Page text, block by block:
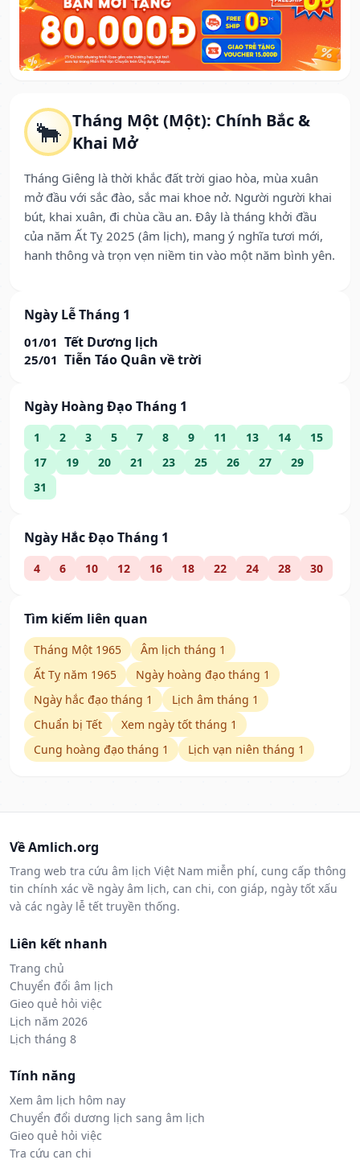
🐂 Tháng Một (Một): Chính Bắc &
Khai Mở
Tháng Giêng là thời khắc đất trời giao hòa, mùa xuân
mở đầu với sắc đào, sắc mai khoe nở. Người người khai
bút, khai xuân, đi chùa cầu an. Đây là tháng khởi đầu
của năm Ất Tỵ 2025 (âm lịch), mang ý nghĩa tươi mới,
hanh thông và trọn vẹn niềm tin vào một năm bình yên.
Ngày Lễ Tháng 1
01/01 Tết Dương lịch
25/01 Tiễn Táo Quân về trời
Ngày Hoàng Đạo Tháng 1
1 2 3 5 7 8 9 11 13 14
15
17
19 20 21 23 25 26 27
29
31
Ngày Hắc Đạo Tháng 1
4 6 10 12 16 18 22 24 28 30
Tìm kiếm liên quan
Tháng Một 1965
Âm lịch tháng 1
Ất Tỵ năm 1965
Ngày hoàng đạo tháng 1
Ngày hắc đạo tháng 1
Lịch âm tháng 1
Chuẩn bị Tết
Xem ngày tốt tháng 1
Cung hoàng đạo tháng 1
Lịch vạn niên tháng 1
Về Amlich.org
Trang web tra cứu âm lịch Việt Nam miễn phí, cung cấp thông
tin chính xác về ngày âm lịch, can chi, con giáp, ngày tốt xấu
và các ngày lễ tết truyền thống.
Liên kết nhanh
Trang chủ
Chuyển đổi âm lịch
Gieo quẻ hỏi việc
Lịch năm 2026
Lịch tháng 8
Tính năng
Xem âm lịch hôm nay
Chuyển đổi dương lịch sang âm lịch
Gieo quẻ hỏi việc
Tra cứu can chi